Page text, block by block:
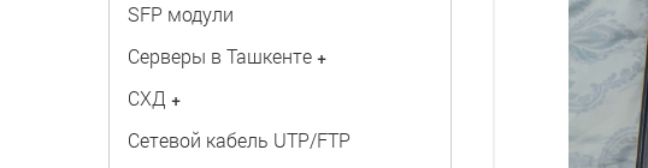
SFP модули
Серверы в Ташкенте +
СХД +
Сетевой кабель UTP/FTP